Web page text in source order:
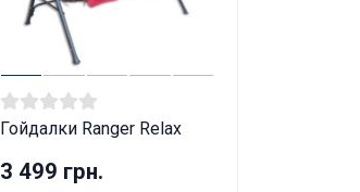
Гойдалки Ranger Relax
3 499 грн.